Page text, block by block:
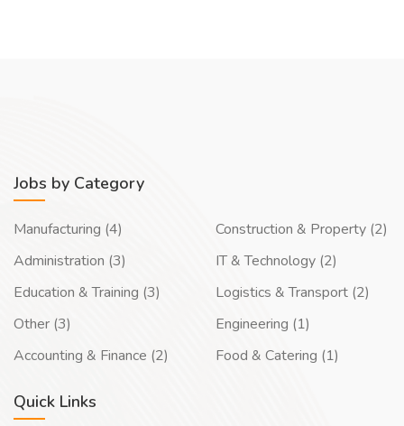
Jobs by Category
Manufacturing (4)
Administration (3)
Education & Training (3)
Other (3)
Accounting & Finance (2)
Construction & Property (2)
IT & Technology (2)
Logistics & Transport (2)
Engineering (1)
Food & Catering (1)
Quick Links